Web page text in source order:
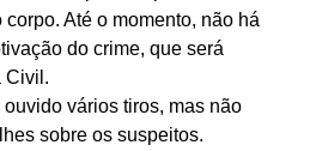
Até o momento, não há
do crime, que será
Civil.
vários tiros, mas não
sobre os suspeitos.